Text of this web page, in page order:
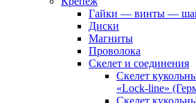
Гайки — винты —
Диски
Магниты
Проволока
Скелет и соединения
Скелет
«Lock-line»
Скелет